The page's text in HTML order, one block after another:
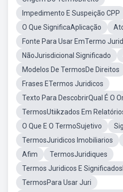
Impedimento E Suspeição CPP
O Que SignificaAplicação
Fonte Para Usar EmTermo
NãoJurisdicional Significado
Modelos De TermosDe Direitos
Frases ETermos Juridicos
Texto Para DescobrirQual É O
TermosUtiikzados Em
O Que E O TermoSujetivo
TermosJuridicos Imobiliarios
Afim
TermosJuridiques
Termos Juridicos E
TermosPara Usar Juri